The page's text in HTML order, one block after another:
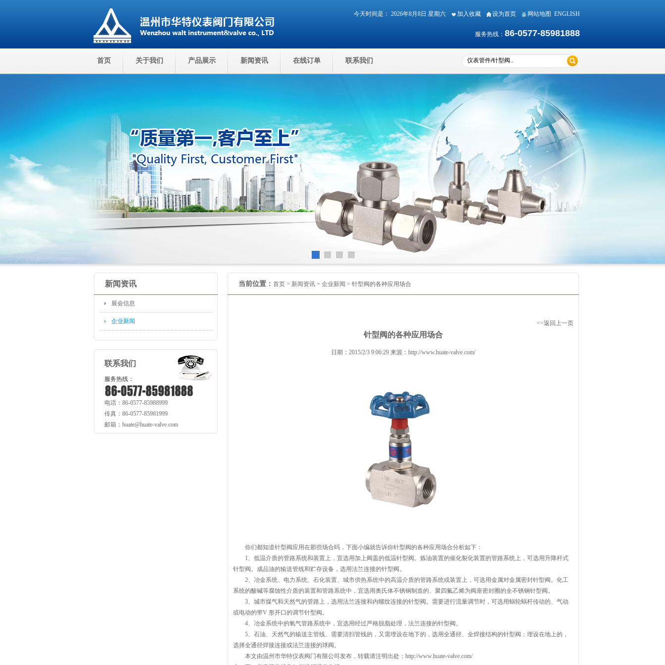
今天时间是： 2026年8月8日 星期六 加入收藏 设为首页 网站地图 ENGLISH
服务热线： 86-0577-85981888
首页 关于我们 产品展示 新闻资讯 在线订单 联系我们
新闻资讯
展会信息
企业新闻
联系我们
服务热线：
电话：86-0577-85988999
传真：86-0577-85981999
邮箱：huate@huate-valve.com
当前位置： 首页 > 新闻资讯 > 企业新闻 > 针型阀的各种应用场合
<<返回上一页
针型阀的各种应用场合
日期：2015/2/3 9:06:29 来源：http://www.huate-valve.com/
你们都知道针型阀应用在那些场合吗，下面小编就告诉你针型阀的各种应用场合分析如下：
1、低温介质的管路系统和装置上，宜选用加上阀盖的低温针型阀。炼油装置的催化裂化装置的管路系统上，可选用升降杆式
针型阀。成品油的输送管线和贮存设备，选用法兰连接的针型阀。
2、冶金系统、电力系统、石化装置、城市供热系统中的高温介质的管路系统或装置上，可选用金属对金属密封针型阀。化工
系统的酸碱等腐蚀性介质的装置和管路系统中，宜选用奥氏体不锈钢制造的、聚四氟乙烯为阀座密封圈的全不锈钢针型阀。
3、城市煤气和天然气的管路上，选用法兰连接和内螺纹连接的针型阀。需要进行流量调节时，可选用蜗轮蜗杆传动的、气动
或电动的带V 形开口的调节针型阀。
4、冶金系统中的氧气管路系统中，宜选用经过严格脱脂处理，法兰连接的针型阀。
5、石油、天然气的输送主管线、需要清扫管线的，又需埋设在地下的，选用全通径、全焊接结构的针型阀；埋设在地上的，
选择全通径焊接连接或法兰连接的球阀。
本文由温州市华特仪表阀门有限公司发布，转载请注明出处：http://www.huate-valve.com/